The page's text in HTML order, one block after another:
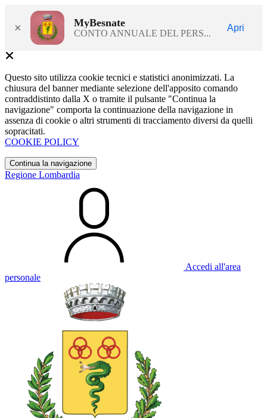
× MyBesnate
CONTO ANNUALE DEL PERS...
Apri
Questo sito utilizza cookie tecnici e statistici anonimizzati. La
chiusura del banner mediante selezione dell'apposito comando
contraddistinto dalla X o tramite il pulsante "Continua la
navigazione" comporta la continuazione della navigazione in
assenza di cookie o altri strumenti di tracciamento diversi da quelli
sopracitati.
COOKIE POLICY
Continua la navigazione
Regione Lombardia
Accedi all'area
personale